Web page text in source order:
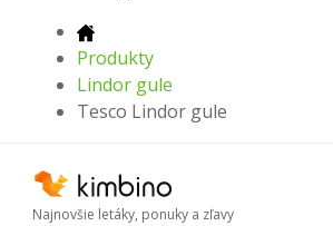
Produkty
Lindor gule
Tesco Lindor gule
Najnovšie letáky, ponuky a zľavy